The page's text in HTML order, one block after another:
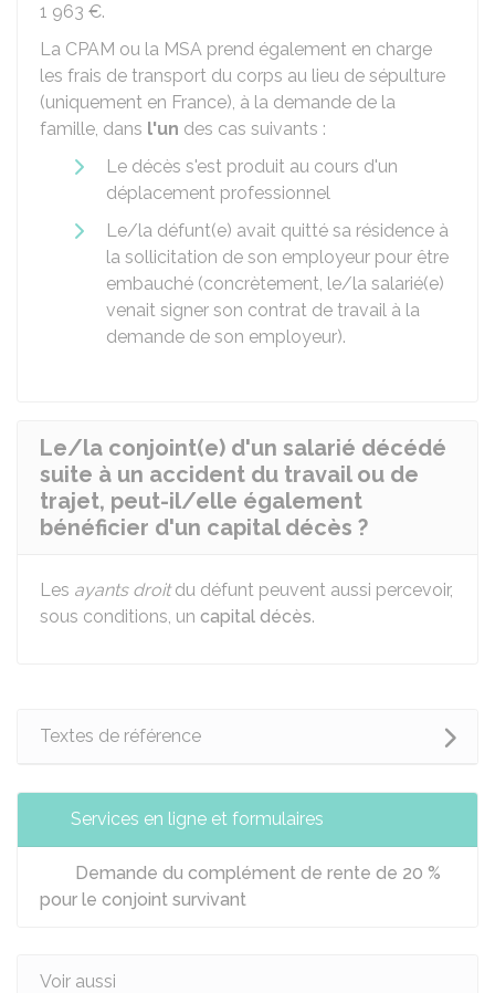
1 963 €.
La CPAM ou la MSA prend également en charge
les frais de transport du corps au lieu de sépulture
(uniquement en France), à la demande de la
famille, dans l'un des cas suivants :
Le décès s'est produit au cours d'un
déplacement professionnel
Le/la défunt(e) avait quitté sa résidence à
la sollicitation de son employeur pour être
embauché (concrètement, le/la salarié(e)
venait signer son contrat de travail à la
demande de son employeur).
Le/la conjoint(e) d'un salarié décédé
suite à un accident du travail ou de
trajet, peut-il/elle également
bénéficier d'un capital décès ?
Les ayants droitdu défunt peuvent aussi percevoir,
sous conditions, un capital décès.
Textes de référence
Services en ligne et formulaires
Demande du complément de rente de 20 %
pour le conjoint survivant
Voir aussi